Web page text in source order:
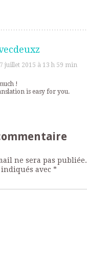
juillet 2015 à 13 h 59 min
!
is easy for you.
ne sera pas publiée.
avec*